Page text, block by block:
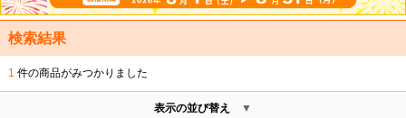
検索結果
1 件の商品がみつかりました
表示の並び替え